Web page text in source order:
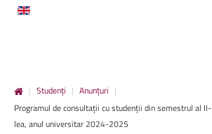
| Studenți | Anunțuri |
Programul de consultații cu studenții din semestrul al II-
lea, anul universitar 2024-2025